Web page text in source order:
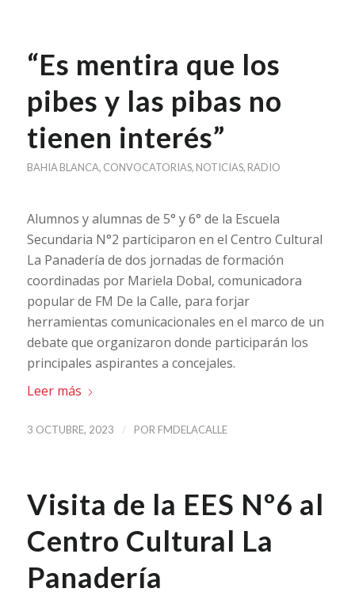
“Es mentira que los
pibes y las pibas no
tienen interés”
BAHIA BLANCA, CONVOCATORIAS, NOTICIAS, RADIO
Alumnos y alumnas de 5° y 6° de la Escuela
Secundaria N°2 participaron en el Centro Cultural
La Panadería de dos jornadas de formación
coordinadas por Mariela Dobal, comunicadora
popular de FM De la Calle, para forjar
herramientas comunicacionales en el marco de un
debate que organizaron donde participarán los
principales aspirantes a concejales.
Leer más
3 OCTUBRE, 2023 / POR FMDELACALLE
Visita de la EES Nº6 al
Centro Cultural La
Panadería